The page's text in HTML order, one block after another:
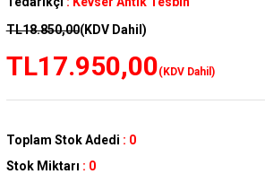
TL18.850,00(KDV Dahil)
TL17.950,00(KDV Dahil)
Toplam Stok Adedi : 0
Stok Miktarı : 0